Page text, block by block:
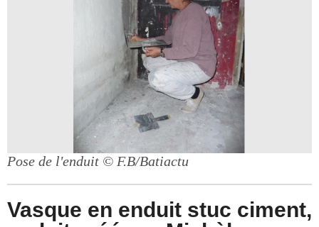
Pose de l'enduit © F.B/Batiactu
Vasque en enduit stuc ciment,